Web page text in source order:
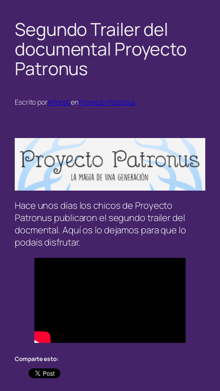
Segundo Trailer del
documental Proyecto
Patronus
Escrito porAlfonsoenProyecto Patronus
Hace unos días los chicos de Proyecto
Patronus publicaron el segundo trailer del
docmental. Aquí os lo dejamos para que lo
podais disfrutar.
Comparte esto: